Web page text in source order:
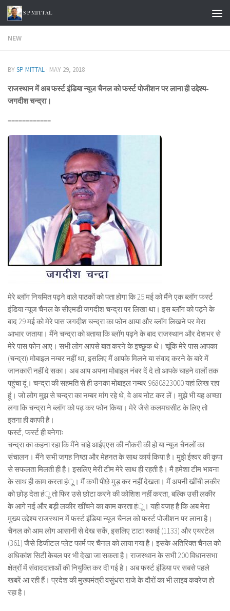
Skip to content
NEW
BYSP MITTAL · MAY 29, 2018
राजस्थान में अब फर्स्ट इंडिया न्यूज चैनल को फर्स्ट पोजीशन पर लाना ही उद्देश्य-
जगदीश चन्द्रा।
============
मेरे ब्लॉग नियमित पढ़ने वाले पाठकों को पता होगा कि 25 मई को मैंने एक ब्लॉग फर्स्ट
इंडिया न्यूज चैनल के सीएमडी जगदीश चन्द्रा पर लिखा था। इस ब्लॉग को पढ़ने के
बाद 29 मई को मेरे पास जगदीश चन्द्रा का फोन आया और ब्लॉग लिखने पर मेरा
आभार जताया। मैंने चन्द्रा को बताया कि ब्लॉग पढ़ने के बाद राजस्थान और देशभर से
मेरे पास फोन आए। सभी लोग आपसे बात करने के इच्छुक थे। चूंकि मेरे पास आपका
(चन्द्रा) मोबाइल नम्बर नहीं था, इसलिए मैं आपके मिलने या संवाद करने के बारे में
जानकारी नहीं दे सका। अब आप अपना मोबाइल नंबर दें दे तो आपके चाहने वालों तक
पहुंचा दूं। चन्द्रा की सहमति से ही उनका मोबाइल नम्बर 9680823000 यहां लिख रहा
हूं। जो लोग मुझ से चन्द्रा का नम्बर मांग रहे थे, वे अब नोट कर लें। मुझे भी यह अच्छा
लगा कि चन्द्रा ने ब्लॉग को पढ़ कर फोन किया। मेरे जैसे कलमघसीट के लिए तो
इतना ही काफी है।
फर्स्ट, फर्स्ट ही बनेगाः
चन्द्रा का कहना रहा कि मैंने चाहे आईएएस की नौकरी की हो या न्यूज चैनलों का
संचालन। मैंने सभी जगह निष्ठा और मेहनत के साथ कार्य किया है। मुझे ईश्वर की कृपा
से सफलता मिलती ही है। इसलिए मेरी टीम मेरे साथ ही रहती है। मै हमेशा टीम भावना
के साथ ही काम करता हंू। मैं कभी पीछे मुड़ कर नहीं देखता। मैं अपनी खींची लकीर
को छोड़ देता हंू तो फिर उसे छोटा करने की कोशिश नहीं करता, बल्कि उसी लकीर
के आगे नई और बड़ी लकीर खींचने का काम करता हंू। यही वजह है कि अब मेरा
मुख्य उद्देश्य राजस्थान में फर्स्ट इंडिया न्यूज चैनल को फर्स्ट पोजीशन पर लाना है।
चैनल को आम लोग आसानी से देख सकें, इसलिए टाटा स्काई (1133) और एयरटेल
(361) जैसे डिजीटल प्लेट फार्म पर चैनल को लाया गया है। इसके अतिरिक्त चैनल को
अधिकांश सिटी केबल पर भी देखा जा सकता है। राजस्थान के सभी 200 विधानसभा
क्षेत्रों में संवाददाताओं की नियुक्ति कर दी गई है। अब फर्स्ट इंडिया पर सबसे पहले
खबरें आ रही हैं। प्रदेश की मुख्यमंत्री वसुंधरा राजे के दौरों का भी लाइव कवरेज हो
रहा है।